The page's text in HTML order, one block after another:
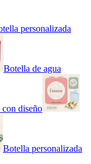
personalizada
Botella de agua
diseño
Botella personalizada